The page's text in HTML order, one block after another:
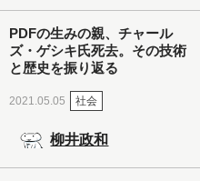
PDFの生みの親、チャール
ズ・ゲシキ氏死去。その技術
と歴史を振り返る
2021.05.05 社会
柳井政和